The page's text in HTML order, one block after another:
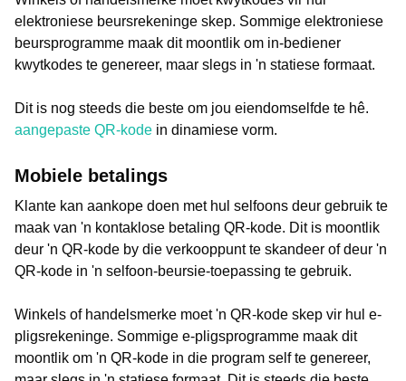
elektroniese beursrekeninge skep. Sommige elektroniese
beursprogramme maak dit moontlik om in-bediener
kwytkodes te genereer, maar slegs in 'n statiese formaat.
Dit is nog steeds die beste om jou eiendomselfde te hê.
aangepaste QR-kode in dinamiese vorm.
Mobiele betalings
Klante kan aankope doen met hul selfoons deur gebruik te
maak van 'n kontaklose betaling QR-kode. Dit is moontlik
deur 'n QR-kode by die verkooppunt te skandeer of deur 'n
QR-kode in 'n selfoon-beursie-toepassing te gebruik.
Winkels of handelsmerke moet 'n QR-kode skep vir hul e-
pligsrekeninge. Sommige e-pligsprogramme maak dit
moontlik om 'n QR-kode in die program self te genereer,